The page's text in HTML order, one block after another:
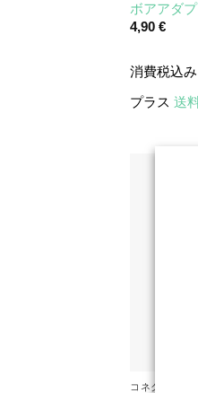
ボアアダ
4,90€
消費税込み
プラス送
コネクタ